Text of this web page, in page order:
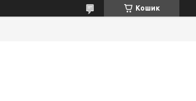
Кошик